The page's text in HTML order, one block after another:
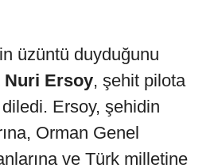
üzüntü duyduğunu
Nuri Ersoy, şehit pilota
Ersoy, şehidin
Orman Genel
ve Türk milletine